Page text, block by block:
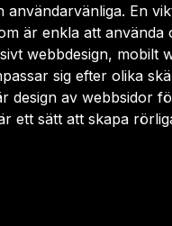
En
är enkla att använda
webbdesign, mobilt
sig efter olika
design av webbsidor
ett sätt att skapa